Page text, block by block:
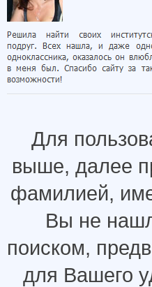
Для
выше, далее
фамилией,
Вы не
поиском,
для Вашего